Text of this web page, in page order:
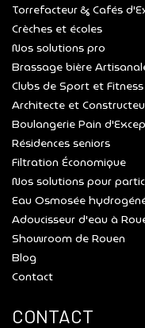
Torrefacteur & Cafés
Crèches et écoles
Nos solutions pro
Brassage bière
Clubs de Sport et Fitness
Architecte et
Boulangerie Pain
Résidences seniors
Filtration Économique
Nos solutions pour
Eau Osmosée
Adoucisseur d'eau à
Showroom de Rouen
Blog
Contact
CONTACT